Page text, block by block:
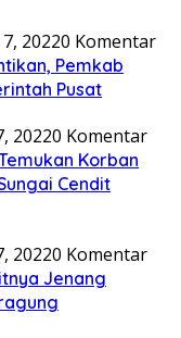
20220 Komentar
Pemkab
Pusat
20220 Komentar
Korban
Cendit
20220 Komentar
Jenang